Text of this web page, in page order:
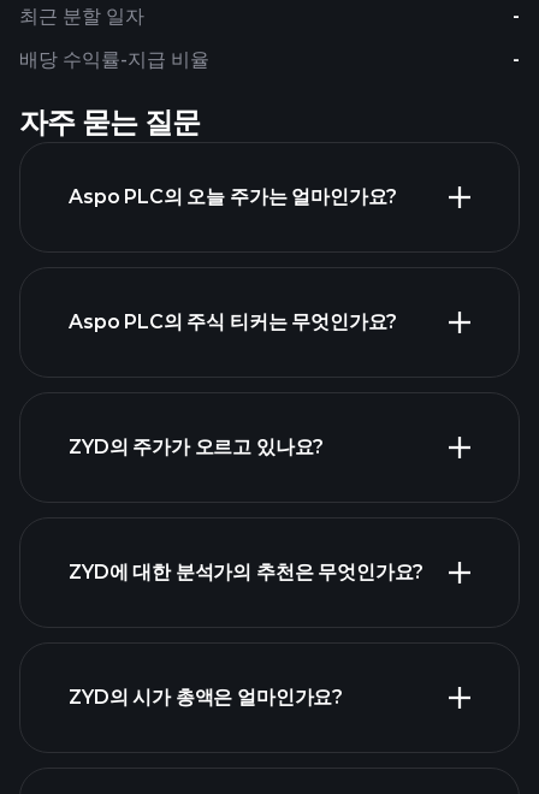
배당 수익률-지급 비율 -
최근 분할 일자 -
자주 묻는 질문
Aspo PLC의 오늘 주가는 얼마인가요?
고
Aspo PLC의 주식 티커는 무엇인가요?
ZYD의 주가가 오르고 있나요?
ZYD에 대한 분석가의 추천은 무엇인가요?
ZYD의 시가 총액은 얼마인가요?
시